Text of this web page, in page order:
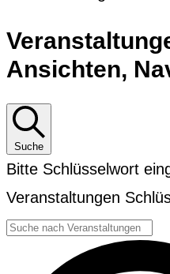
Ansichten,
Suche
Bitte Schlüsselwort
Veranstaltungen